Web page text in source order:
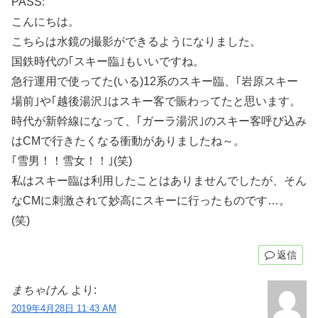
こんにちは。
こちらは水鏡の撮影ができるようになりました。
国鉄時代の｢スキー臨｣もいいですね。
急行運用で使ってた(いる)12系のスキー臨、｢岩原スキー
場前｣や｢越後湯沢｣はスキー客で賑わってたと思います。
時代が新幹線になって、｢ガーラ湯沢｣のスキー客呼び込み
はCMで行きたくなる衝動がありましたね～。
｢雪男！！雪女！！｣(笑)
私はスキー臨は利用したことはありませんでしたが、そん
なCMに刺激されて妙高にスキーに行ったものです…。
(笑)
返信
まちゃけん より:
2019年4月28日 11:43 AM